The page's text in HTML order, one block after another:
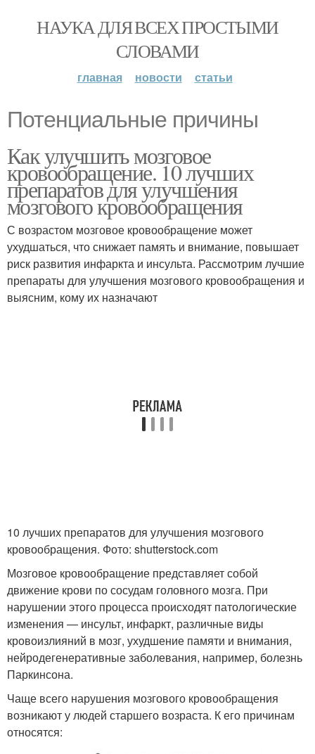
НАУКА ДЛЯ ВСЕХ ПРОСТЫМИ
СЛОВАМИ
главная новости статьи
Потенциальные причины
Как улучшить мозговое
кровообращение. 10 лучших
препаратов для улучшения
мозгового кровообращения
С возрастом мозговое кровообращение может
ухудшаться, что снижает память и внимание, повышает
риск развития инфаркта и инсульта. Рассмотрим лучшие
препараты для улучшения мозгового кровообращения и
выясним, кому их назначают
10 лучших препаратов для улучшения мозгового
кровообращения. Фото: shutterstock.com
Мозговое кровообращение представляет собой
движение крови по сосудам головного мозга. При
нарушении этого процесса происходят патологические
изменения — инсульт, инфаркт, различные виды
кровоизлияний в мозг, ухудшение памяти и внимания,
нейродегенеративные заболевания, например, болезнь
Паркинсона.
Чаще всего нарушения мозгового кровообращения
возникают у людей старшего возраста. К его причинам
относятся: